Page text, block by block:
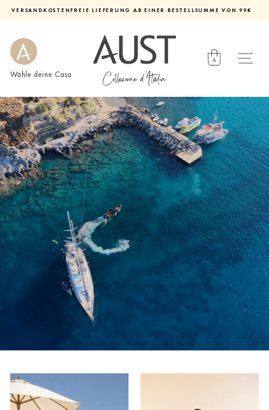
pausieren
VERSANDKOSTENFREIE LIEFERUNG AB EINER BESTELLSUMME VON 99€
Wähle deine Casa